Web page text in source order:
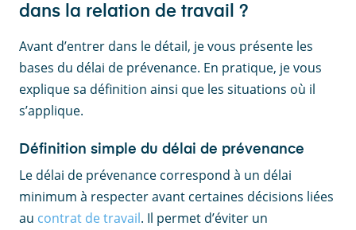
dans la relation de travail ?
Avant d’entrer dans le détail, je vous présente les
bases du délai de prévenance. En pratique, je vous
explique sa définition ainsi que les situations où il
s’applique.
Définition simple du délai de prévenance
Le délai de prévenance correspond à un délai
minimum à respecter avant certaines décisions liées
au contrat de travail. Il permet d’éviter un